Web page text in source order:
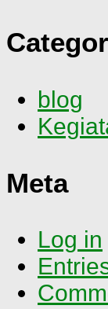
blog
Meta
Log in